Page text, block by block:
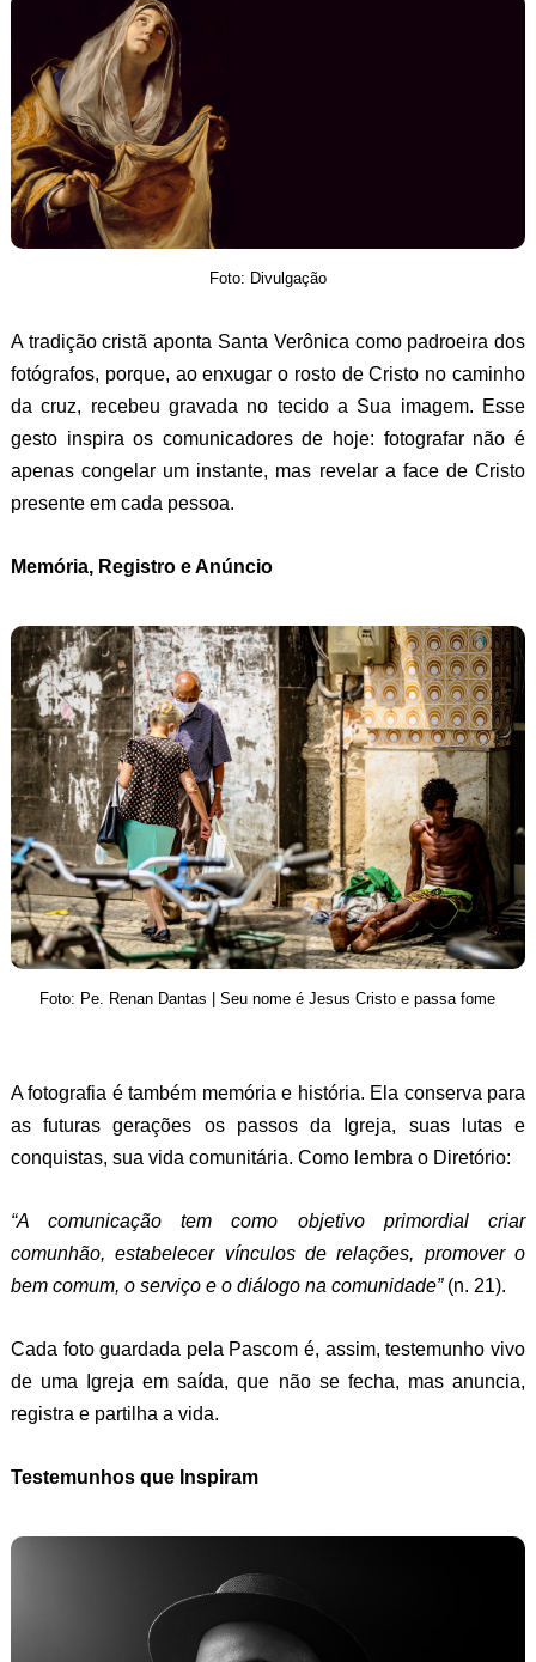
Foto: Divulgação
A tradição cristã aponta Santa Verônica como padroeira dos
fotógrafos, porque, ao enxugar o rosto de Cristo no caminho
da cruz, recebeu gravada no tecido a Sua imagem. Esse
gesto inspira os comunicadores de hoje: fotografar não é
apenas congelar um instante, mas revelar a face de Cristo
presente em cada pessoa.
Memória, Registro e Anúncio
Foto: Pe. Renan Dantas | Seu nome é Jesus Cristo e passa fome
A fotografia é também memória e história. Ela conserva para
as futuras gerações os passos da Igreja, suas lutas e
conquistas, sua vida comunitária. Como lembra o Diretório:
“A comunicação tem como objetivo primordial criar
comunhão, estabelecer vínculos de relações, promover o
bem comum, o serviço e o diálogo na comunidade”(n. 21).
Cada foto guardada pela Pascom é, assim, testemunho vivo
de uma Igreja em saída, que não se fecha, mas anuncia,
registra e partilha a vida.
Testemunhos que Inspiram